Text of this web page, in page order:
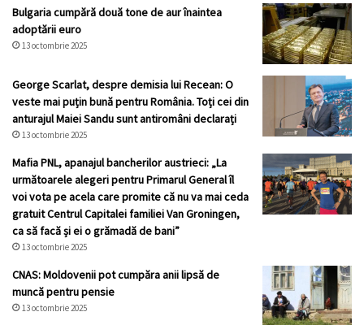
Bulgaria cumpără două tone de aur înaintea
adoptării euro
13 octombrie 2025
George Scarlat, despre demisia lui Recean: O
veste mai puțin bună pentru România. Toți cei din
anturajul Maiei Sandu sunt antiromâni declarați
13 octombrie 2025
Mafia PNL, apanajul bancherilor austrieci: „La
următoarele alegeri pentru Primarul General îl
voi vota pe acela care promite că nu va mai ceda
gratuit Centrul Capitalei familiei Van Groningen,
ca să facă și ei o grămadă de bani”
13 octombrie 2025
CNAS: Moldovenii pot cumpăra anii lipsă de
muncă pentru pensie
13 octombrie 2025